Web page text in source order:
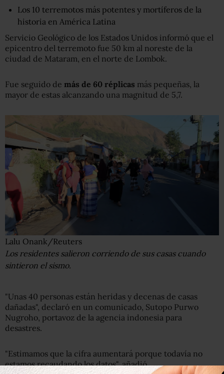
Los 10 terremotos más potentes y mortíferos de la
historia en América Latina
Servicio Geológico de los Estados Unidos informó que el
epicentro del terremoto fue 50 km al noreste de la
ciudad de Mataram, en el norte de Lombok.
Fue seguido de más de 60 réplicas más pequeñas, la
mayor de estas alcanzando una magnitud de 5,7.
Lalu Onank/Reuters
Los residentes salieron corriendo de sus casas cuando
sintieron el sismo.
"Unas 40 personas están heridas y decenas de casas
dañadas", declaró en un comunicado, Sutopo Purwo
Nugroho, portavoz de la agencia indonesia para
desastres.
"Estimamos que la cifra aumentará porque todavía no
estamos recaudando los datos", añadió.